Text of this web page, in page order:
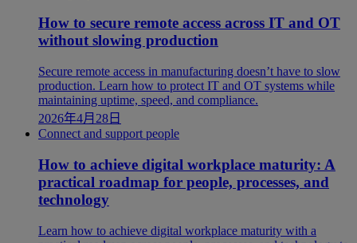
How to secure remote access across IT and OT
without slowing production
Secure remote access in manufacturing doesn’t have to slow
production. Learn how to protect IT and OT systems while
maintaining uptime, speed, and compliance.
2026年4月28日
Connect and support people
How to achieve digital workplace maturity: A
practical roadmap for people, processes, and
technology
Learn how to achieve digital workplace maturity with a